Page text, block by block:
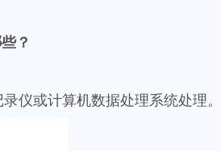
？
仪或计算机数据处理系统处理。